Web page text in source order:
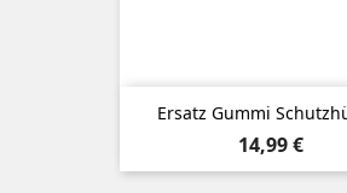
Ersatz Gummi
Preis
14,99 €